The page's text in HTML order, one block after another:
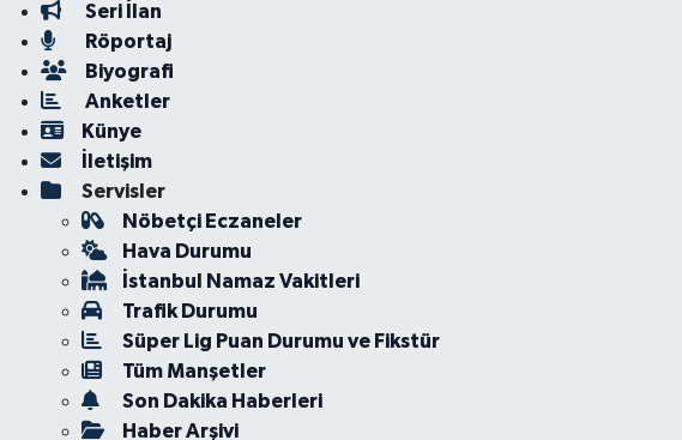
Seri İlan
Röportaj
Biyografi
Anketler
Künye
İletişim
Servisler
Nöbetçi Eczaneler
Hava Durumu
İstanbul Namaz Vakitleri
Trafik Durumu
Süper Lig Puan Durumu ve Fikstür
Tüm Manşetler
Son Dakika Haberleri
Haber Arşivi